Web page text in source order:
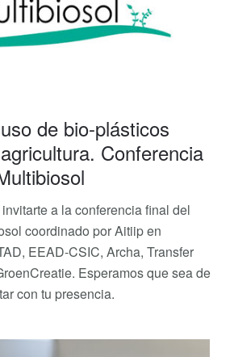
de bio-plásticos
Conferencia
a la conferencia final del
coordinado por Aitiip en
EEAD-CSIC, Archa, Transfer
Esperamos que sea de
con tu presencia.